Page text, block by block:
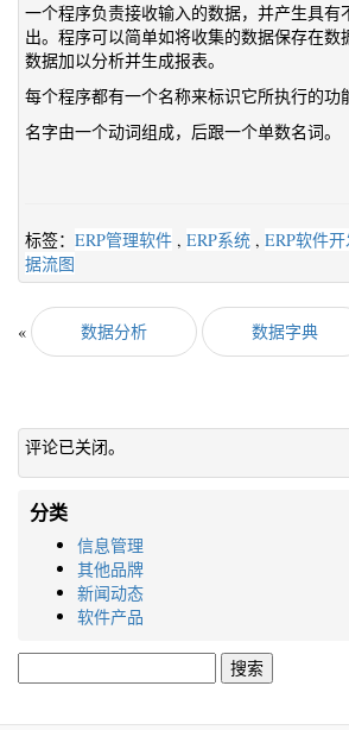
一个程序负责接收输入的数据，并产生具有
出。程序可以简单如将收集的数据保存在数
数据加以分析并生成报表。
每个程序都有一个名称来标识它所执行的功
名字由一个动词组成，后跟一个单数名词。
标签： ERP管理软件 , ERP系统 , ERP软件开
据流图
« 数据分析 数据字典
评论已关闭。
分类
信息管理
其他品牌
新闻动态
软件产品
索：